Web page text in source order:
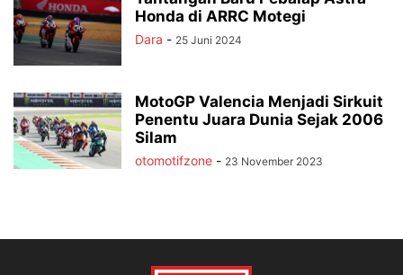
Honda di ARRC Motegi
Dara - 25 Juni 2024
MotoGP Valencia Menjadi Sirkuit
Penentu Juara Dunia Sejak 2006
Silam
otomotifzone - 23 November 2023